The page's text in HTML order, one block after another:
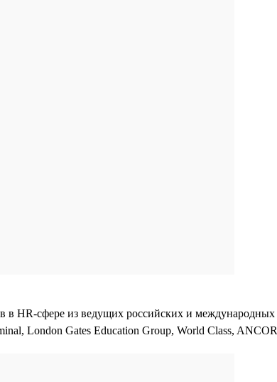
HR-сфере из ведущих российских и
London Gates Education Group, World Class,